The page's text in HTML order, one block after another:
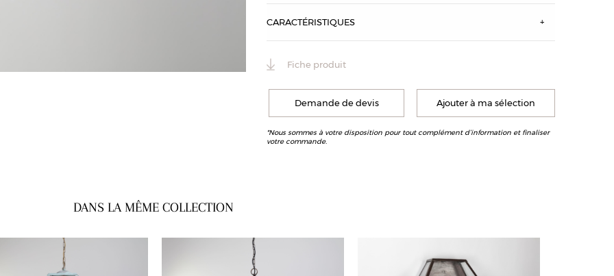
CARACTÉRISTIQUES
Fiche produit
Ajouter à ma sélection
Demande de devis
*Nous sommes à votre disposition pour tout complément d’information et finaliser
votre commande.
DANS LA MÊME COLLECTION